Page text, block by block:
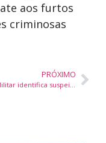
aos furtos
criminosas
PRÓXIMO
Polícia Militar identifica suspeito reincidente em tentativa de furto a condomínio em Balneário Camboriú